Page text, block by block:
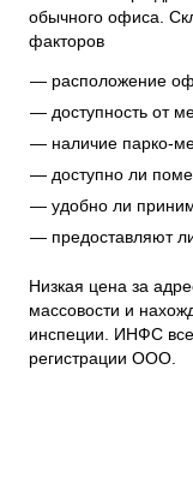
обычного офиса.
факторов
расположение
доступность от
наличие парко-
доступно ли
удобно ли
предоставляют
Низкая цена за
массовости и
инспеции. ИНФС
регистрации ООО.